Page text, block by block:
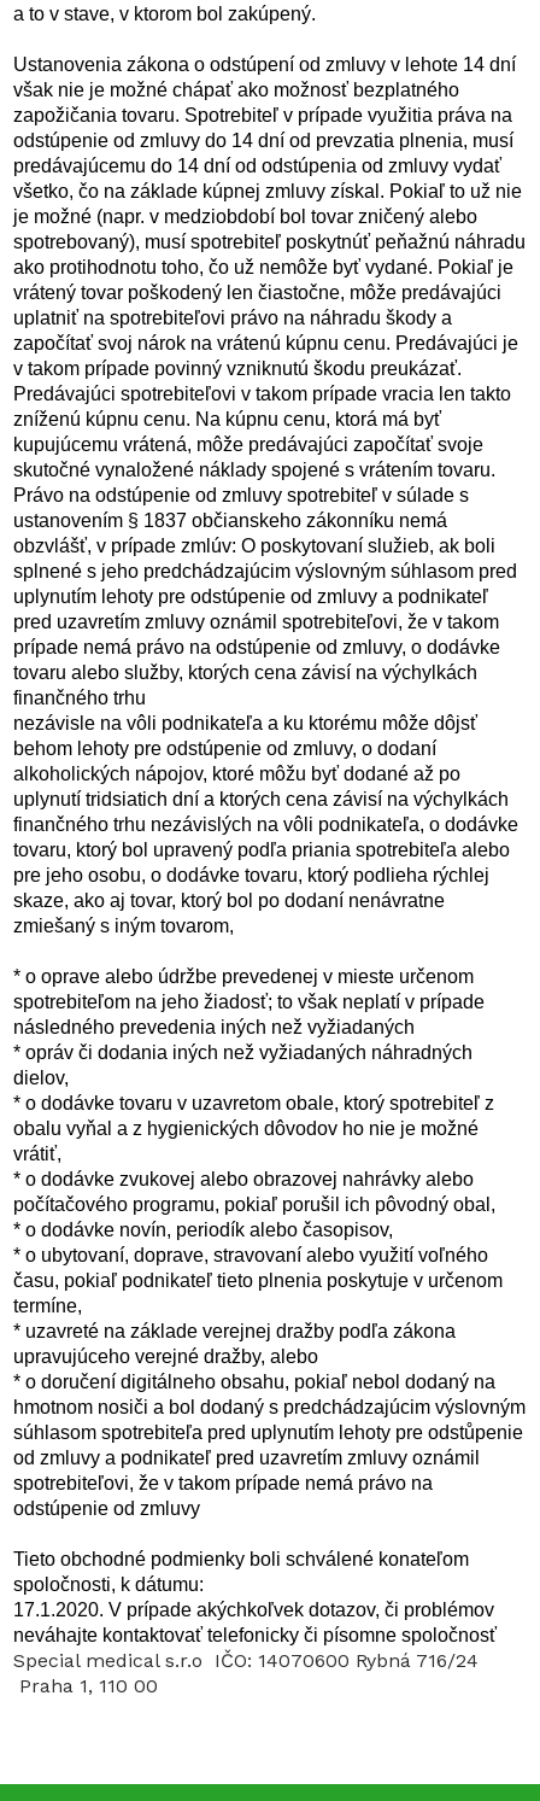
a to v stave, v ktorom bol zakúpený.
Ustanovenia zákona o odstúpení od zmluvy v lehote 14 dní
však nie je možné chápať ako možnosť bezplatného
zapožičania tovaru. Spotrebiteľ v prípade využitia práva na
odstúpenie od zmluvy do 14 dní od prevzatia plnenia, musí
predávajúcemu do 14 dní od odstúpenia od zmluvy vydať
všetko, čo na základe kúpnej zmluvy získal. Pokiaľ to už nie
je možné (napr. v medziobdobí bol tovar zničený alebo
spotrebovaný), musí spotrebiteľ poskytnúť peňažnú náhradu
ako protihodnotu toho, čo už nemôže byť vydané. Pokiaľ je
vrátený tovar poškodený len čiastočne, môže predávajúci
uplatniť na spotrebiteľovi právo na náhradu škody a
započítať svoj nárok na vrátenú kúpnu cenu. Predávajúci je
v takom prípade povinný vzniknutú škodu preukázať.
Predávajúci spotrebiteľovi v takom prípade vracia len takto
zníženú kúpnu cenu. Na kúpnu cenu, ktorá má byť
kupujúcemu vrátená, môže predávajúci započítať svoje
skutočné vynaložené náklady spojené s vrátením tovaru.
Právo na odstúpenie od zmluvy spotrebiteľ v súlade s
ustanovením § 1837 občianskeho zákonníku nemá
obzvlášť, v prípade zmlúv: O poskytovaní služieb, ak boli
splnené s jeho predchádzajúcim výslovným súhlasom pred
uplynutím lehoty pre odstúpenie od zmluvy a podnikateľ
pred uzavretím zmluvy oznámil spotrebiteľovi, že v takom
prípade nemá právo na odstúpenie od zmluvy, o dodávke
tovaru alebo služby, ktorých cena závisí na výchylkách
finančného trhu
nezávisle na vôli podnikateľa a ku ktorému môže dôjsť
behom lehoty pre odstúpenie od zmluvy, o dodaní
alkoholických nápojov, ktoré môžu byť dodané až po
uplynutí tridsiatich dní a ktorých cena závisí na výchylkách
finančného trhu nezávislých na vôli podnikateľa, o dodávke
tovaru, ktorý bol upravený podľa priania spotrebiteľa alebo
pre jeho osobu, o dodávke tovaru, ktorý podlieha rýchlej
skaze, ako aj tovar, ktorý bol po dodaní nenávratne
zmiešaný s iným tovarom,
* o oprave alebo údržbe prevedenej v mieste určenom
spotrebiteľom na jeho žiadosť; to však neplatí v prípade
následného prevedenia iných než vyžiadaných
* opráv či dodania iných než vyžiadaných náhradných
dielov,
* o dodávke tovaru v uzavretom obale, ktorý spotrebiteľ z
obalu vyňal a z hygienických dôvodov ho nie je možné
vrátiť,
* o dodávke zvukovej alebo obrazovej nahrávky alebo
počítačového programu, pokiaľ porušil ich pôvodný obal,
* o dodávke novín, periodík alebo časopisov,
* o ubytovaní, doprave, stravovaní alebo využití voľného
času, pokiaľ podnikateľ tieto plnenia poskytuje v určenom
termíne,
* uzavreté na základe verejnej dražby podľa zákona
upravujúceho verejné dražby, alebo
* o doručení digitálneho obsahu, pokiaľ nebol dodaný na
hmotnom nosiči a bol dodaný s predchádzajúcim výslovným
súhlasom spotrebiteľa pred uplynutím lehoty pre odstůpenie
od zmluvy a podnikateľ pred uzavretím zmluvy oznámil
spotrebiteľovi, že v takom prípade nemá právo na
odstúpenie od zmluvy
Tieto obchodné podmienky boli schválené konateľom
spoločnosti, k dátumu:
17.1.2020. V prípade akýchkoľvek dotazov, či problémov
neváhajte kontaktovať telefonicky či písomne spoločnosť
Special medical s.r.o IČO: 14070600 Rybná 716/24
Praha 1, 110 00